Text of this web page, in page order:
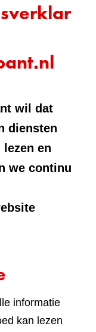
wil dat
diensten
en
we continu
informatie
kan lezen